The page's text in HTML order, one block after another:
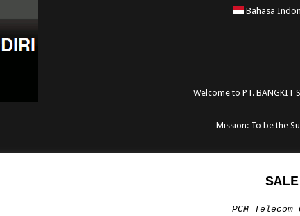
Bahasa
Welcome to PT. BANGKIT
Mission: To be the
PCM Telecom